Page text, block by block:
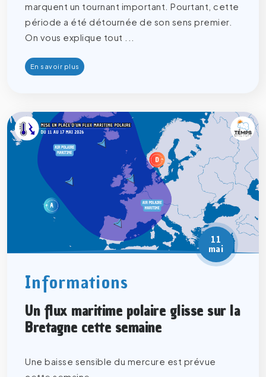
marquent un tournant important. Pourtant, cette
période a été détournée de son sens premier.
On vous explique tout ...
En savoir plus
11
mai
Informations
Un flux maritime polaire glisse sur la
Bretagne cette semaine
Une baisse sensible du mercure est prévue